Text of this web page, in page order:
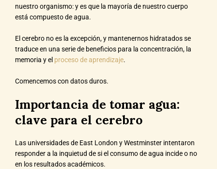
nuestro organismo: y es que la mayoría de nuestro cuerpo
está compuesto de agua.
El cerebro no es la excepción, y mantenernos hidratados se
traduce en una serie de beneficios para la concentración, la
memoria y el proceso de aprendizaje.
Comencemos con datos duros.
Importancia de tomar agua:
clave para el cerebro
Las universidades de East London y Westminster intentaron
responder a la inquietud de si el consumo de agua incide o no
en los resultados académicos.